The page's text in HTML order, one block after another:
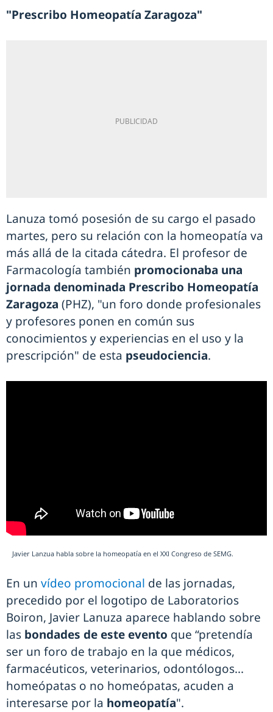
"Prescribo Homeopatía Zaragoza"
Lanuza tomó posesión de su cargo el pasado
martes, pero su relación con la homeopatía va
más allá de la citada cátedra. El profesor de
Farmacología también promocionaba una
jornada denominada Prescribo Homeopatía
Zaragoza (PHZ), "un foro donde profesionales
y profesores ponen en común sus
conocimientos y experiencias en el uso y la
prescripción" de esta pseudociencia.
Javier Lanzua habla sobre la homeopatía en el XXI Congreso de SEMG.
En un vídeo promocional de las jornadas,
precedido por el logotipo de Laboratorios
Boiron, Javier Lanuza aparece hablando sobre
las bondades de este evento que “pretendía
ser un foro de trabajo en la que médicos,
farmacéuticos, veterinarios, odontólogos...
homeópatas o no homeópatas, acuden a
interesarse por la homeopatía".